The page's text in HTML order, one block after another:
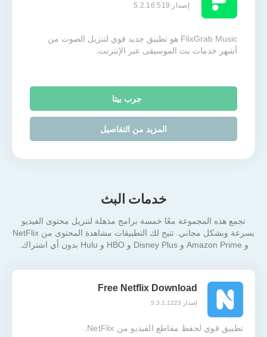
إصدار 5.2.16.519
FlixGrab Music هو تطبيق جديد قوي لتنزيل الصوت من
أشهر خدمات بث الموسيقى عبر الإنترنت.
جرب بيتا
المزيد من التفاصيل
خدمات البث
تجمع هذه المجموعة معًا خمسة برامج مذهلة لتنزيل محتوى الفيديو
بسرعة وبشكل مجاني. تتيح لك التطبيقات مشاهدة المحتوى من NetFlix
و Amazon Prime و Disney Plus و HBO و Hulu بدون أي اشتراك.
Free Netflix Download
إصدار 5.3.1.1223
تطبيق قوي لحفظ مقاطع الفيديو من NetFlix.